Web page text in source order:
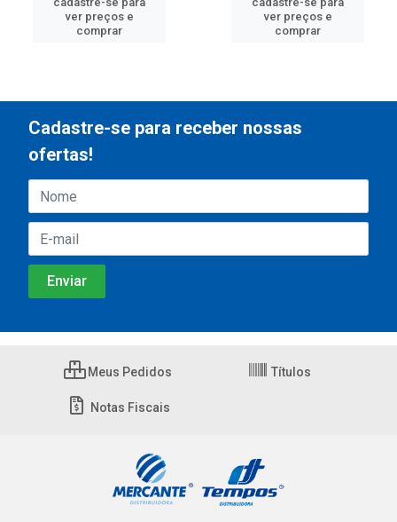
ver preços e
comprar
ver preços e
comprar
Cadastre-se para receber nossas
ofertas!
Meus Pedidos Títulos
Notas Fiscais